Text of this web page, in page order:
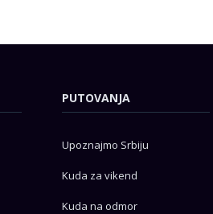
PUTOVANJA
Upoznajmo Srbiju
Kuda za vikend
Kuda na odmor